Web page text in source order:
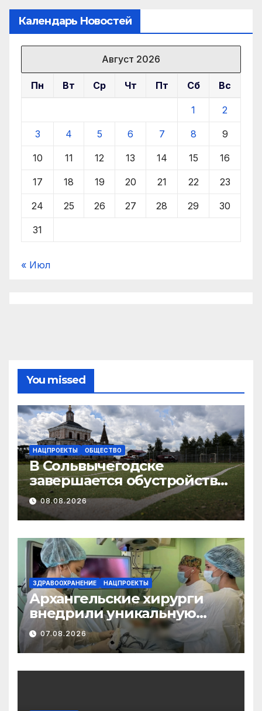
Календарь Новостей
Август 2026
Пн Вт Ср Чт Пт Сб Вс
1 2
3 4 5 6 7 8 9
10 11 12 13 14 15 16
17 18 19 20 21 22 23
24 25 26 27 28 29 30
31
« Июл
You missed
НАЦПРОЕКТЫ ОБЩЕСТВО
В Сольвычегодске
завершается обустройство
волейбольной и
баскетбольной площадок
08.08.2026
ЗДРАВООХРАНЕНИЕ НАЦПРОЕКТЫ
Архангельские хирурги
внедрили уникальную
методику
малотравматичного
лечения патологии
диафрагмы
07.08.2026